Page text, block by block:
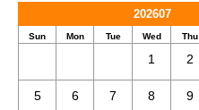
202607
Sun Mon Tue Wed Thu
1 2
5 6 7 8 9